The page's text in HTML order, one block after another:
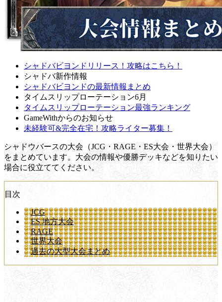
シャドバビヨンドリリース！攻略はこちら！
シャドバ新作情報
シャドバビヨンドの最新情報まとめ
タイムスリップローテーション6月
タイムスリップローテーション最強ランキング
GameWithからのお知らせ
未経験可&完全在宅！攻略ライター募集！
シャドウバースの大会（JCG・RAGE・ES大会・世界大会）
をまとめています。大会の情報や優勝デッキなどを知りたい
場合に役立ててください。
目次
JCG
ES 地方大会
RAGE
世界大会
過去の大型大会まとめ